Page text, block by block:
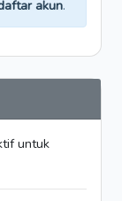
akun.
untuk